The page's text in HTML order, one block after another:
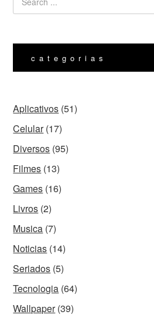
categorias
Aplicativos (51)
Celular(17)
Diversos (95)
Filmes (13)
Games (16)
Livros (2)
Musica (7)
Noticias (14)
Seriados (5)
Tecnologia (64)
Wallpaper(39)